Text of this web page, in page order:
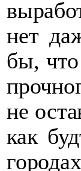
нет
бы,
не
как